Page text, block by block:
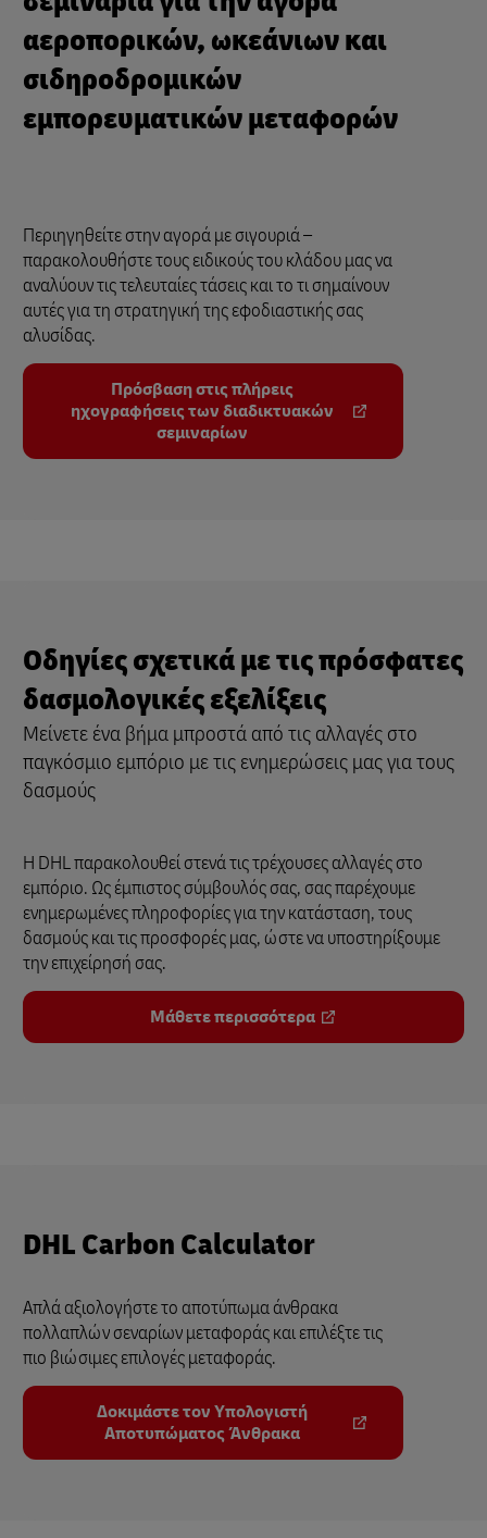
αεροπορικών, ωκεάνιων και
σιδηροδρομικών
εμπορευματικών μεταφορών
Περιηγηθείτε στην αγορά με σιγουριά –
παρακολουθήστε τους ειδικούς του κλάδου μας να
αναλύουν τις τελευταίες τάσεις και το τι σημαίνουν
αυτές για τη στρατηγική της εφοδιαστικής σας
αλυσίδας.
Πρόσβαση στις πλήρεις
ηχογραφήσεις των διαδικτυακών
σεμιναρίων
Οδηγίες σχετικά με τις πρόσφατες
δασμολογικές εξελίξεις
Μείνετε ένα βήμα μπροστά από τις αλλαγές στο
παγκόσμιο εμπόριο με τις ενημερώσεις μας για τους
δασμούς
Η DHL παρακολουθεί στενά τις τρέχουσες αλλαγές στο
εμπόριο. Ως έμπιστος σύμβουλός σας, σας παρέχουμε
ενημερωμένες πληροφορίες για την κατάσταση, τους
δασμούς και τις προσφορές μας, ώστε να υποστηρίξουμε
την επιχείρησή σας.
Μάθετε περισσότερα
DHL Carbon Calculator
Απλά αξιολογήστε το αποτύπωμα άνθρακα
πολλαπλών σεναρίων μεταφοράς και επιλέξτε τις
πιο βιώσιμες επιλογές μεταφοράς.
Δοκιμάστε τον Yπολογιστή
Aποτυπώματος Άνθρακα